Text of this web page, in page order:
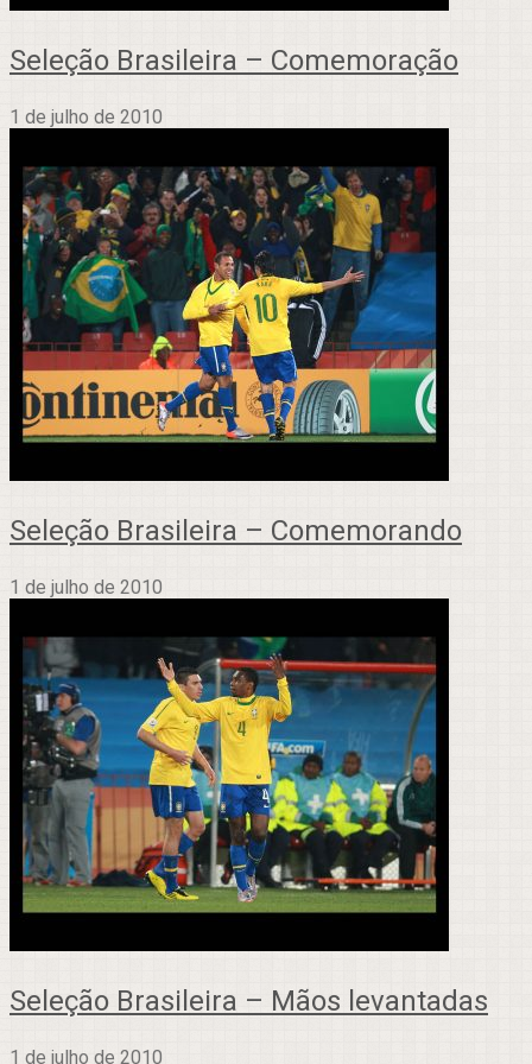
Seleção Brasileira – Comemoração
1 de julho de 2010
Seleção Brasileira – Comemorando
1 de julho de 2010
Seleção Brasileira – Mãos levantadas
1 de julho de 2010